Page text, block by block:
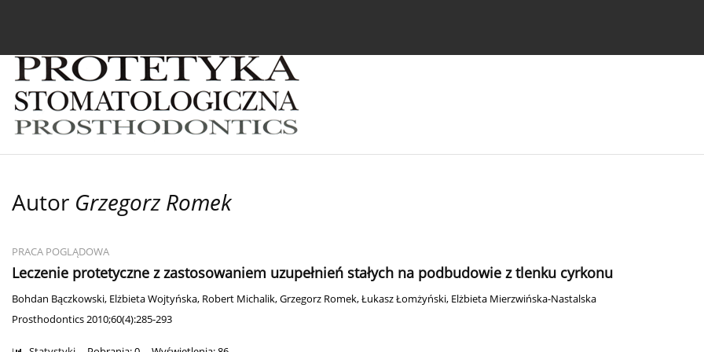
Autor Grzegorz Romek
PRACA POGLĄDOWA
Leczenie protetyczne z zastosowaniem uzupełnień stałych na podbudowie z tlenku cyrkonu
Bohdan Bączkowski, Elżbieta Wojtyńska, Robert Michalik,Grzegorz Romek,Łukasz Łomżyński, Elżbieta Mierzwińska-Nastalska
Prosthodontics 2010;60(4):285-293